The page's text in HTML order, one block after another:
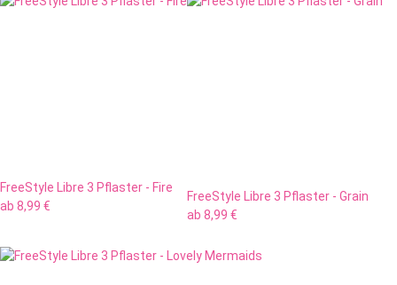
FreeStyle Libre 3 Pflaster - Fire
ab 8,99 €
FreeStyle Libre 3 Pflaster - Grain
ab 8,99 €